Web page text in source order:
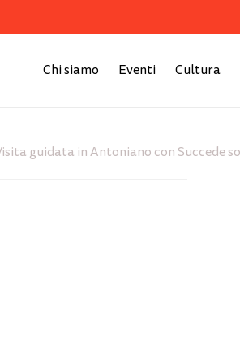
Chi siamo Eventi Cultura
guidata in Antoniano con Succede